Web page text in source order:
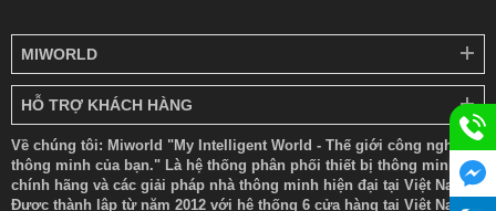
MIWORLD
HỖ TRỢ KHÁCH HÀNG
Về chúng tôi: Miworld "My Intelligent World - Thế giới công nghệ
thông minh của bạn." Là hệ thống phân phối thiết bị thông minh
chính hãng và các giải pháp nhà thông minh hiện đại tại Việt Nam.
Được thành lập từ năm 2012 với hệ thống 6 cửa hàng tại Việt Nam